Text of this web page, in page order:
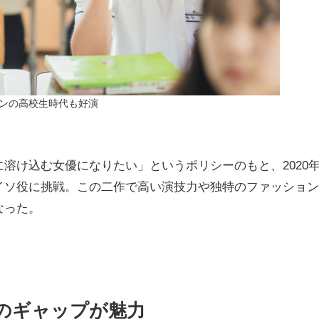
の高校生時代も好演
け込む女優になりたい」というポリシーのもと、2020
役に挑戦。この二作で高い演技力や独特のファッショ
た。
ギャップが魅力